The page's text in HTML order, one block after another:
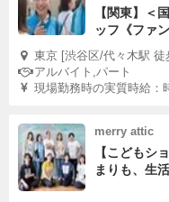
【関東】＜
ッフ《ファ
東京 [渋谷区/代々木駅
アルバイト,パート
現場勤務時の実質時給：
merry attic
【こどもシ
まりも、生